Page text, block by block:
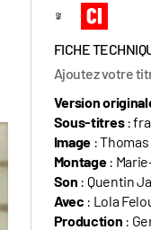
FICHE
Ajoutez votre
Version
Sous-titres:
Image : Thomas
Montage:
Son : Quentin
Avec : Lola
Production :